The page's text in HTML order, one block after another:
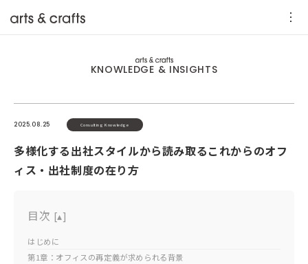
KNOWLEDGE & INSIGHTS
2025.08.25 Consulting Knowledge
多様化する出社スタイルから読み取るこれからのオフ
ィス・出社制度の在り方
目次 [▴]
はじめに
第1章：オフィスの再定義が求められる背景